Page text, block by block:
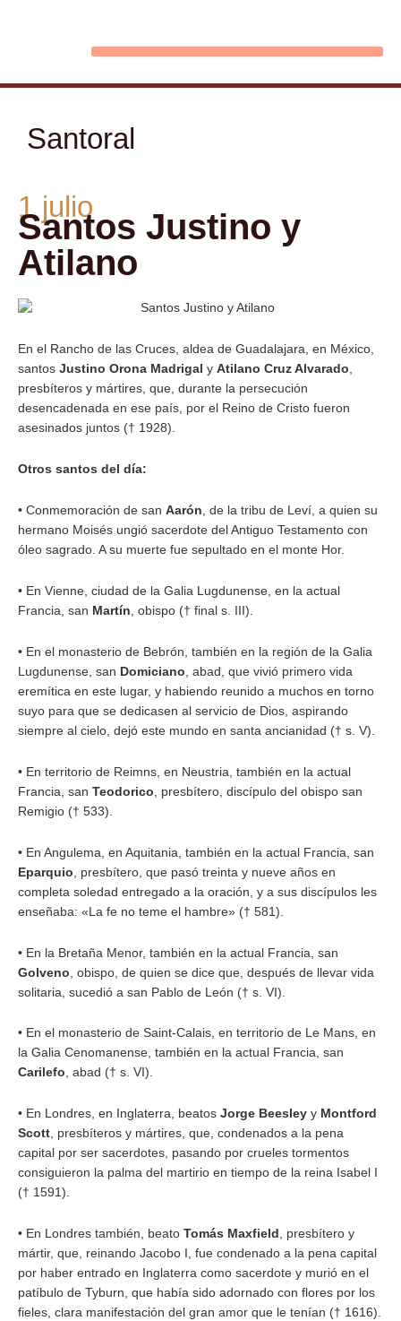
Santoral
1 julio
Santos Justino y
Atilano
En el Rancho de las Cruces, aldea de Guadalajara, en México,
santos Justino Orona Madrigal y Atilano Cruz Alvarado
presbíteros y mártires, que, durante la persecución
desencadenada en ese país, por el Reino de Cristo fueron
asesinados juntos († 1928).
Otros santos del día:
• Conmemoración de san Aarón , de la tribu de Leví, a quien su
hermano Moisés ungió sacerdote del Antiguo Testamento con
óleo sagrado. A su muerte fue sepultado en el monte Hor.
• En Vienne, ciudad de la Galia Lugdunense, en la actual
Francia, san Martín , obispo († final s. III).
• En el monasterio de Bebrón, también en la región de la Galia
Lugdunense, san Domiciano , abad, que vivió primero vida
eremítica en este lugar, y habiendo reunido a muchos en torno
suyo para que se dedicasen al servicio de Dios, aspirando
siempre al cielo, dejó este mundo en santa ancianidad († s. V).
• En territorio de Reimns, en Neustria, también en la actual
Francia, san Teodorico , presbítero, discípulo del obispo san
Remigio († 533).
• En Angulema, en Aquitania, también en la actual Francia, san
Eparquio , presbítero, que pasó treinta y nueve años en
completa soledad entregado a la oración, y a sus discípulos les
enseñaba: «La fe no teme el hambre» († 581).
• En la Bretaña Menor, también en la actual Francia, san
Golveno , obispo, de quien se dice que, después de llevar vida
solitaria, sucedió a san Pablo de León († s. VI).
• En el monasterio de Saint-Calais, en territorio de Le Mans, en
la Galia Cenomanense, también en la actual Francia, san
Carilefo, abad († s. VI).
• En Londres, en Inglaterra, beatos Jorge Beesley y Montford
Scott, presbíteros y mártires, que, condenados a la pena
capital por ser sacerdotes, pasando por crueles tormentos
consiguieron la palma del martirio en tiempo de la reina Isabel I
(† 1591).
• En Londres también, beato Tomás Maxfield , presbítero y
mártir, que, reinando Jacobo I, fue condenado a la pena capital
por haber entrado en Inglaterra como sacerdote y murió en el
patíbulo de Tyburn, que había sido adornado con flores por los
fieles, clara manifestación del gran amor que le tenían († 1616).